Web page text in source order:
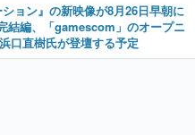
ョン』の新映像が8月26日早朝に
結編、「gamescom」のオープニ
口直樹氏が登壇する予定